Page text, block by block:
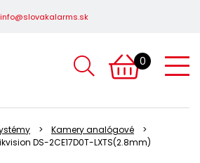
info@slovakalarms.sk
0
Kamery analógové
DS-2CE17D0T-LXTS(2.8mm)